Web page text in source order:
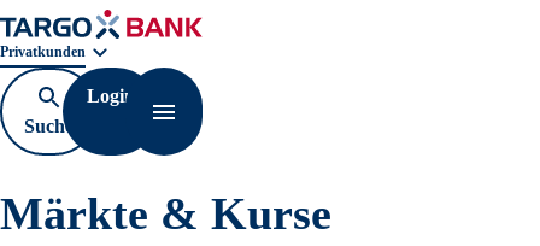
Geschäftsbereichnavigation. Aktuelle Auswahl:
Privatkunden
Suche
öffnen
Login
Navigation öffnen
Märkte & Kurse